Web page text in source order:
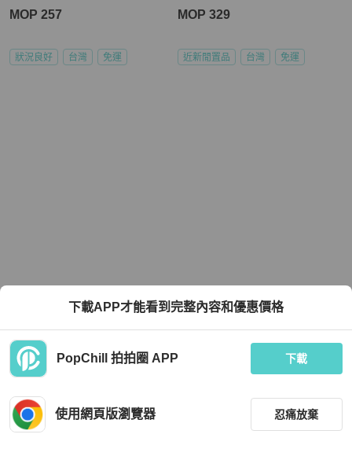
MOP 257
狀況良好 台灣 免運
MOP 329
近新閒置品 台灣 免運
下載APP才能看到完整內容和優惠價格
PopChill 拍拍圈 APP 下載
使用網頁版瀏覽器 忍痛放棄